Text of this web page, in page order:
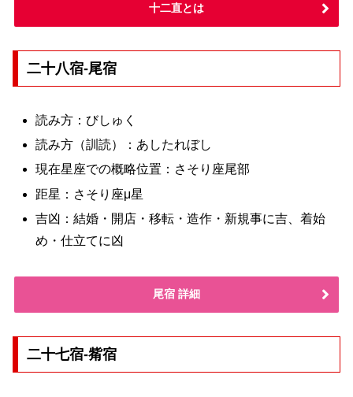
十二直とは
二十八宿-尾宿
読み方：びしゅく
読み方（訓読）：あしたれぼし
現在星座での概略位置：さそり座尾部
距星：さそり座μ星
吉凶：結婚・開店・移転・造作・新規事に吉、着始
め・仕立てに凶
尾宿 詳細
二十七宿-觜宿